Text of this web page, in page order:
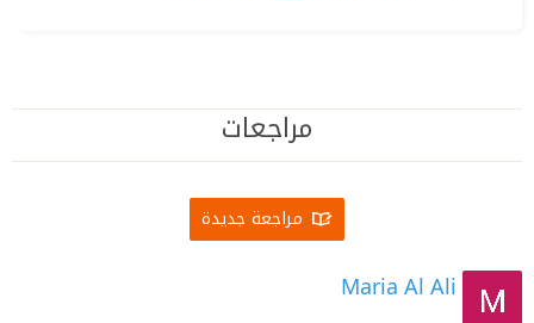
مراجعات
مراجعة جديدة
Maria Al Ali